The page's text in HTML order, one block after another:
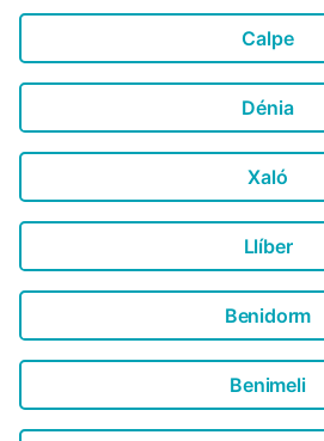
Calpe
Dénia
Xaló
Llíber
Benidorm
Benimeli